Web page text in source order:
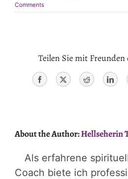
Comments
Teilen Sie mit Freunden
Facebook X Reddit
About the Author:Hellseherin
Als erfahrene
Coach biete ich